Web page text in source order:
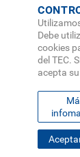
aclaración
plazo de
comisión
Artículo 30:
denunciada
Una vez
plazo de
refiera por
Debe
cookies
del TEC.
acepta